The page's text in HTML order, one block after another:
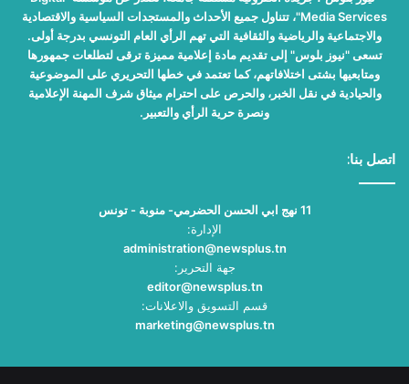
Media Services"، تتناول جميع الأحداث والمستجدات السياسية والاقتصادية
والاجتماعية والرياضية والثقافية التي تهم الرأي العام التونسي بدرجة أولى.
تسعى "نيوز بلوس" إلى تقديم مادة إعلامية مميزة ترقى لتطلعات جمهورها
ومتابعيها بشتى اختلافاتهم، كما تعتمد في خطها التحريري على الموضوعية
والحيادية في نقل الخبر، والحرص على احترام ميثاق شرف المهنة الإعلامية
ونصرة حرية الرأي والتعبير.
اتصل بنا:
11 نهج ابي الحسن الحضرمي- منوبة - تونس
الإدارة:
administration@newsplus.tn
جهة التحرير:
editor@newsplus.tn
قسم التسويق والاعلانات:
marketing@newsplus.tn